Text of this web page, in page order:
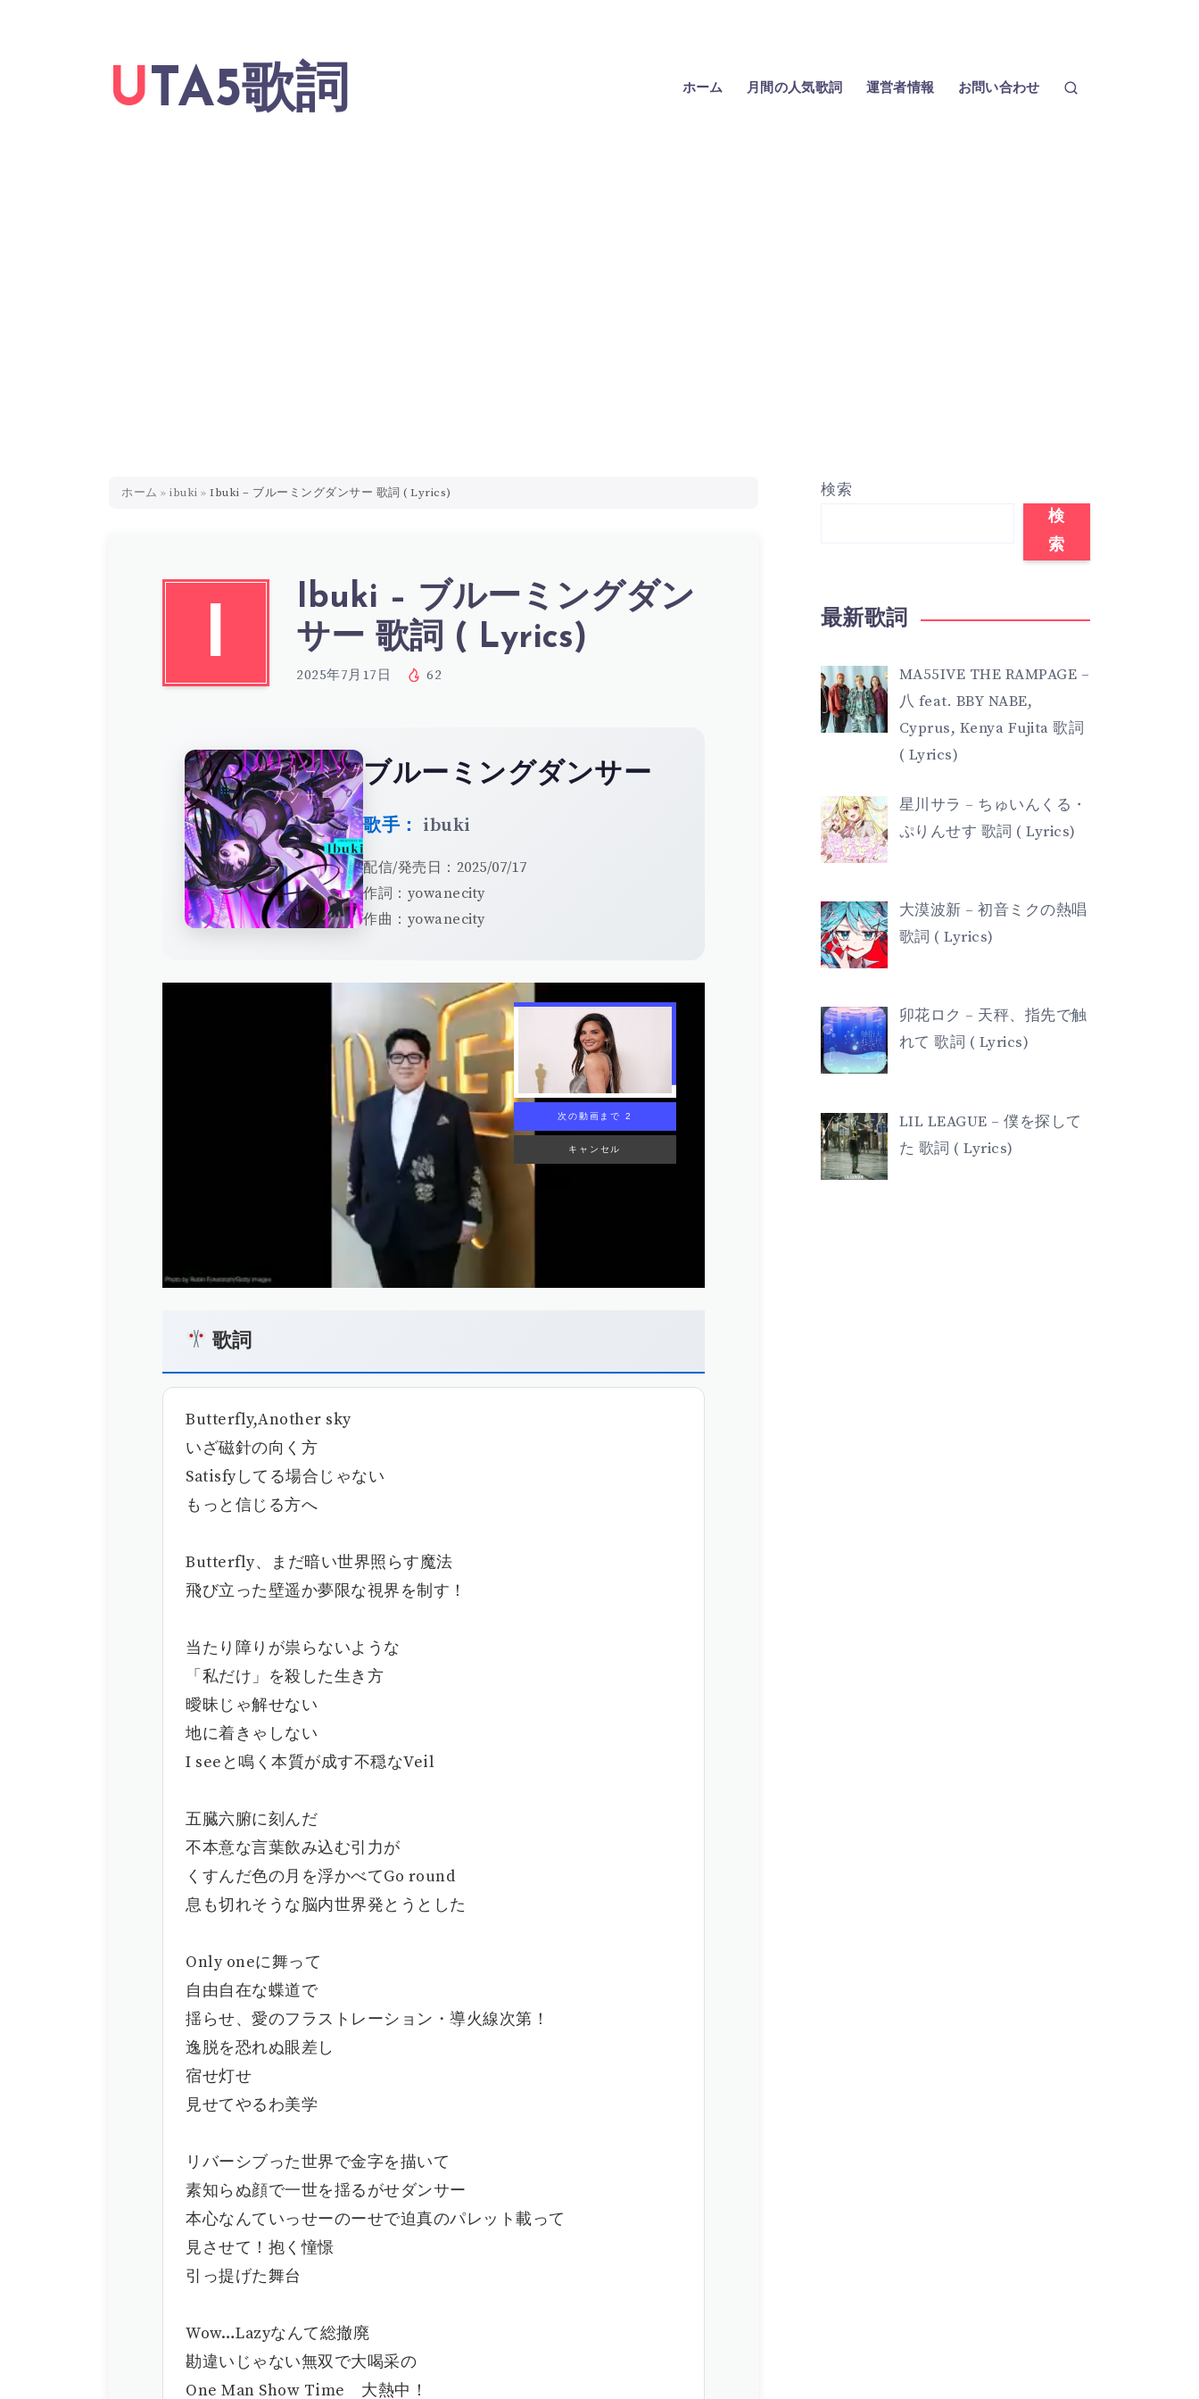
UTA5歌詞 ホーム 月間の人気歌詞 運営者情報 お問い合わせ
ホーム » ibuki » Ibuki – ブルーミングダンサー 歌詞 ( Lyrics)
I
Ibuki – ブルーミングダン
サー 歌詞 ( Lyrics)
2025年7月17日 62
ブルーミングダンサー
歌手： ibuki
配信/発売日：2025/07/17
作詞：yowanecity
作曲：yowanecity
次の動画まで 1
キャンセル
歌詞
Butterfly,Another sky
いざ磁針の向く方
Satisfyしてる場合じゃない
もっと信じる方へ
Butterfly、まだ暗い世界照らす魔法
飛び立った壁遥か夢限な視界を制す！
当たり障りが祟らないような
「私だけ」を殺した生き方
曖昧じゃ解せない
地に着きゃしない
I seeと鳴く本質が成す不穏なVeil
五臓六腑に刻んだ
不本意な言葉飲み込む引力が
くすんだ色の月を浮かべてGo round
息も切れそうな脳内世界発とうとした
Only oneに舞って
自由自在な蝶道で
揺らせ、愛のフラストレーション・導火線次第！
逸脱を恐れぬ眼差し
宿せ灯せ
見せてやるわ美学
リバーシブった世界で金字を描いて
素知らぬ顔で一世を揺るがせダンサー
本心なんていっせーのーせで迫真のパレット載って
見させて！抱く憧憬
引っ提げた舞台
Wow…Lazyなんて総撤廃
勘違いじゃない無双で大喝采の
One Man Show Time 大熱中！
検索
検
索
最新歌詞
MA55IVE THE RAMPAGE –
八 feat. BBY NABE,
Cyprus, Kenya Fujita 歌詞
( Lyrics)
星川サラ – ちゅいんくる・
ぷりんせす 歌詞 ( Lyrics)
大漠波新 – 初音ミクの熱唱
歌詞 ( Lyrics)
卯花ロク – 天秤、指先で触
れて 歌詞 ( Lyrics)
LIL LEAGUE – 僕を探して
た 歌詞 ( Lyrics)